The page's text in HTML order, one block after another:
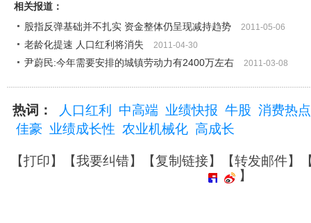
相关报道：
股指反弹基础并不扎实 资金整体仍呈现减持趋势
2011-05-06
老龄化提速 人口红利将消失 2011-04-30
尹蔚民:今年需要安排的城镇劳动力有2400万左右 2011-03-08
热词： 人口红利 中高端 业绩快报 牛股 消费热点
佳豪 业绩成长性 农业机械化 高成长
【打印】【我要纠错】【复制链接】【转发邮件】
】